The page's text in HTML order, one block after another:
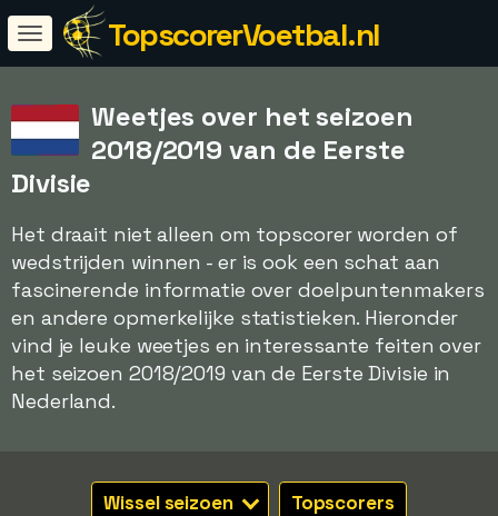
TopscorerVoetbal.nl
Weetjes over het seizoen
2018/2019 van de Eerste
Divisie
Het draait niet alleen om topscorer worden of
wedstrijden winnen - er is ook een schat aan
fascinerende informatie over doelpuntenmakers
en andere opmerkelijke statistieken. Hieronder
vind je leuke weetjes en interessante feiten over
het seizoen 2018/2019 van de Eerste Divisie in
Nederland.
Wissel seizoen
Topscorers